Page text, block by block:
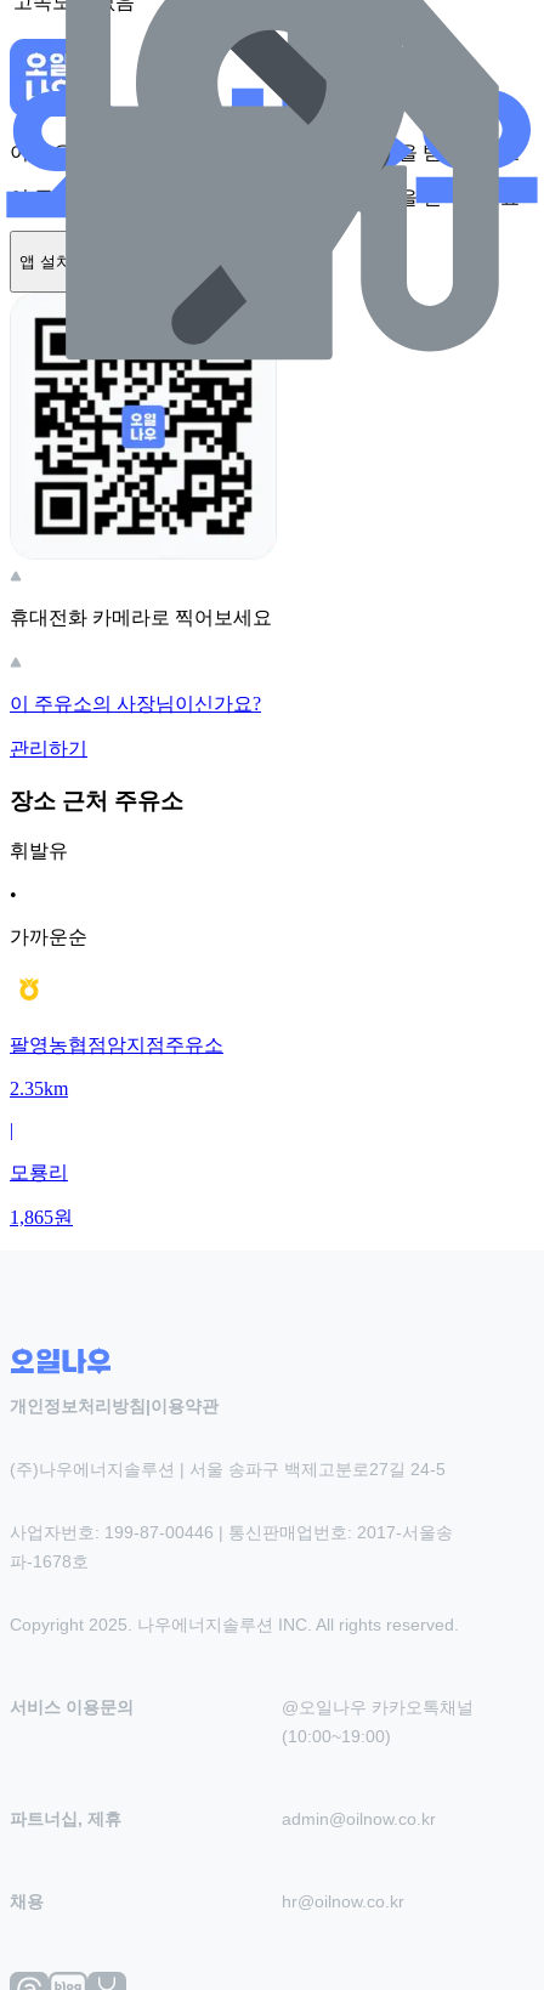
이 주유소를 앱에서 확인하고 최대 1만원 혜택을 받아보세요
이 주유소를 앱에서 확인하고 최대 1만원 혜택을 받아보세요
앱 설치하기
휴대전화 카메라로 찍어보세요
이 주유소의 사장님이신가요?
관리하기
장소 근처 주유소
휘발유
•
가까운순
팔영농협점암지점주유소
2.35km
|
모룡리
1,865원
개인정보처리방침 |이용약관
(주)나우에너지솔루션 | 서울 송파구 백제고분로27길 24-5
사업자번호: 199-87-00446 | 통신판매업번호: 2017-서울송
파-1678호
Copyright 2025. 나우에너지솔루션 INC. All rights reserved.
서비스 이용문의
@오일나우 카카오톡채널
(10:00~19:00)
파트너십, 제휴 admin@oilnow.co.kr
채용 hr@oilnow.co.kr